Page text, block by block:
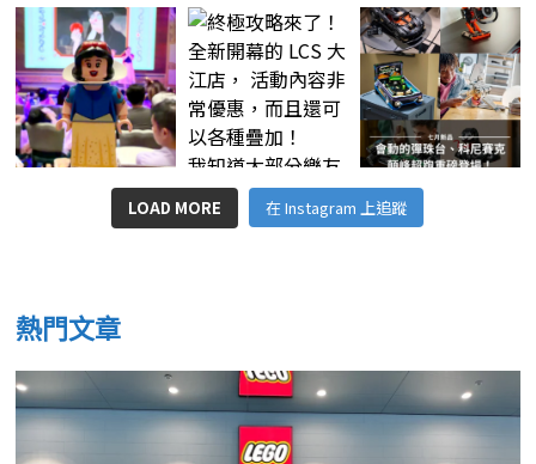
LOAD MORE 在 Instagram 上追蹤
熱門文章